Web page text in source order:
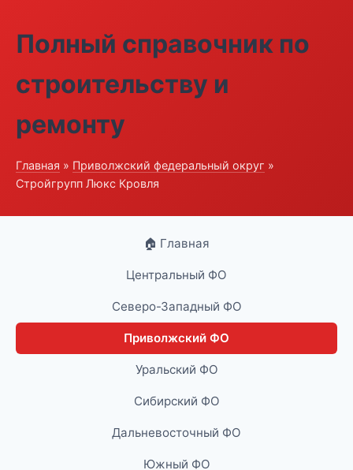
Полный справочник по
строительству и
ремонту
Главная » Приволжский федеральный округ »
Стройгрупп Люкс Кровля
🏠 Главная
Центральный ФО
Северо-Западный ФО
Приволжский ФО
Уральский ФО
Сибирский ФО
Дальневосточный ФО
Южный ФО